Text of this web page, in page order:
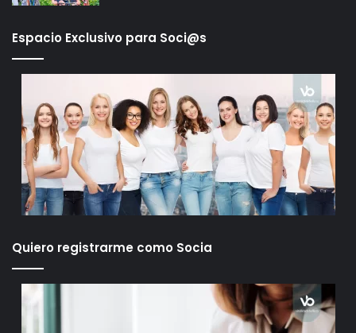
Espacio Exclusivo para Soci@s
Quiero registrarme como Socia